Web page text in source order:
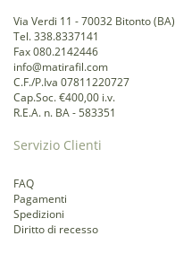
Via Verdi 11 - 70032 Bitonto (BA)
Tel. 338.8337141
Fax 080.2142446
info@matirafil.com
C.F./P.Iva 07811220727
Cap.Soc. €400,00 i.v.
R.E.A. n. BA - 583351
Servizio Clienti
FAQ
Pagamenti
Spedizioni
Diritto di recesso